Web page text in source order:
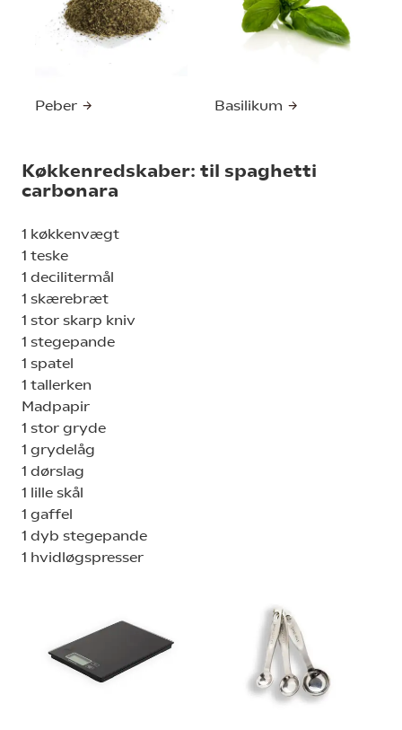
Peber Basilikum
Køkkenredskaber: til spaghetti
carbonara
1 køkkenvægt
1 teske
1 decilitermål
1 skærebræt
1 stor skarp kniv
1 stegepande
1 spatel
1 tallerken
Madpapir
1 stor gryde
1 grydelåg
1 dørslag
1 lille skål
1 gaffel
1 dyb stegepande
1 hvidløgspresser